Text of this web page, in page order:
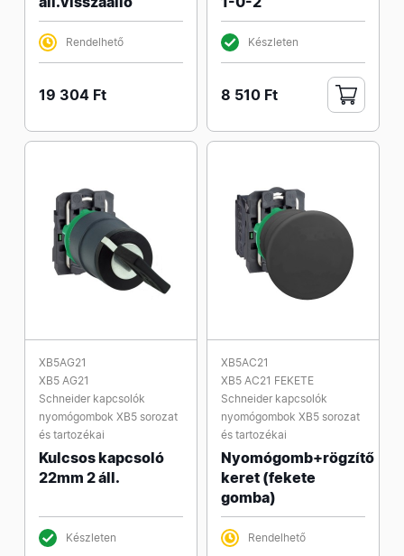
Rendelhető
19 304 Ft
Készleten
8 510 Ft
XB5AG21
XB5 AG21
Schneider kapcsolók
nyomógombok XB5 sorozat
és tartozékai
Kulcsos kapcsoló
22mm 2 áll.
Készleten
XB5AC21
XB5 AC21 FEKETE
Schneider kapcsolók
nyomógombok XB5 sorozat
és tartozékai
Nyomógomb+rögzítő
keret (fekete
gomba)
Rendelhető